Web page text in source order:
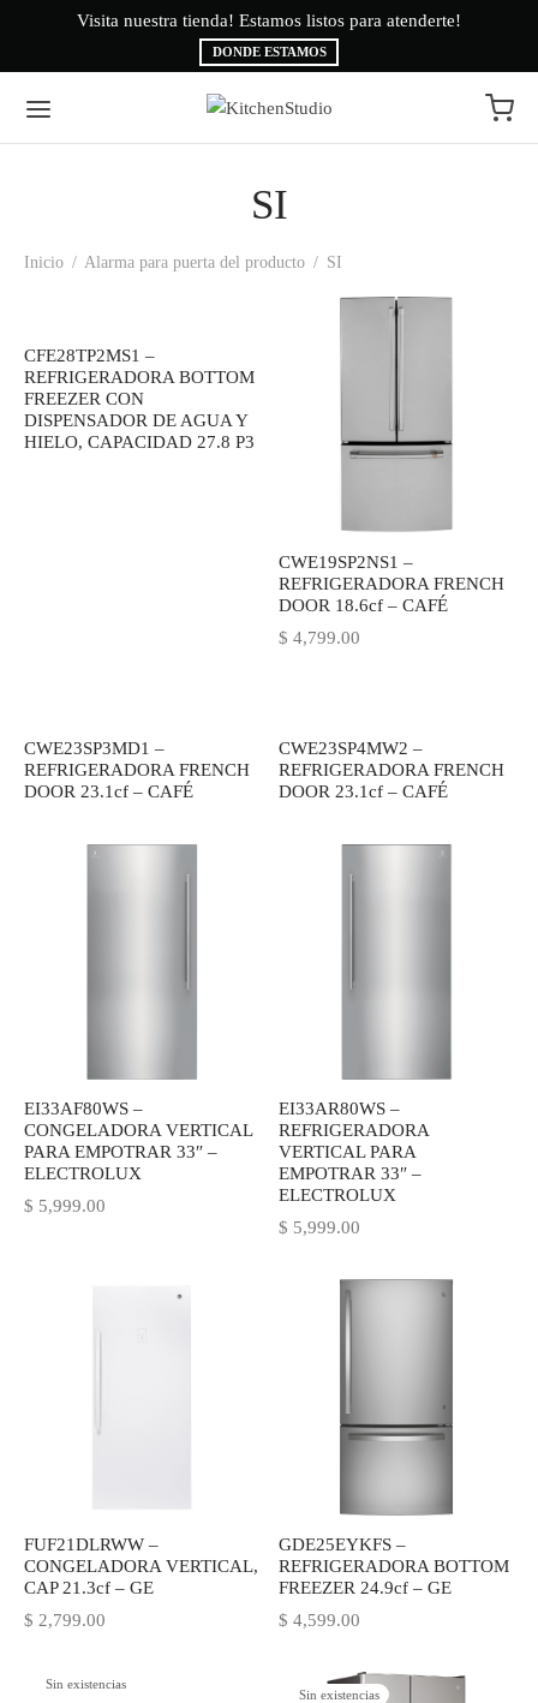
Visita nuestra tienda! Estamos listos para atenderte!
DONDE ESTAMOS
SI
Inicio / Alarma para puerta del producto / SI
CFE28TP2MS1 –
REFRIGERADORA BOTTOM
FREEZER CON
DISPENSADOR DE AGUA Y
HIELO, CAPACIDAD 27.8 P3
CWE19SP2NS1 –
REFRIGERADORA FRENCH
DOOR 18.6cf – CAFÉ
$ 4,799.00
CWE23SP3MD1 –
REFRIGERADORA FRENCH
DOOR 23.1cf – CAFÉ
CWE23SP4MW2 –
REFRIGERADORA FRENCH
DOOR 23.1cf – CAFÉ
EI33AF80WS –
CONGELADORA VERTICAL
PARA EMPOTRAR 33″ –
ELECTROLUX
$ 5,999.00
EI33AR80WS –
REFRIGERADORA
VERTICAL PARA
EMPOTRAR 33″ –
ELECTROLUX
$ 5,999.00
FUF21DLRWW –
CONGELADORA VERTICAL,
CAP 21.3cf – GE
$ 2,799.00
GDE25EYKFS –
REFRIGERADORA BOTTOM
FREEZER 24.9cf – GE
$ 4,599.00
Sin existencias
Sin existencias
BRYTE